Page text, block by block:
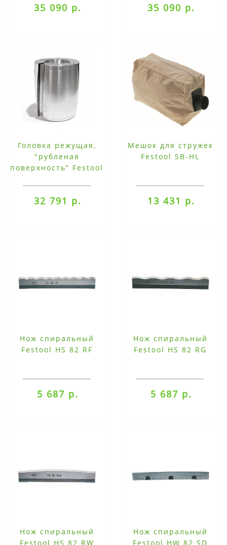
35 090 р. 35 090 р.
Головка режущая,
"рубленая
поверхность" Festool
32 791 р.
Мешок для стружек
Festool SB-HL
13 431 р.
Нож спиральный
Festool HS 82 RF
5 687 р.
Нож спиральный
Festool HS 82 RG
5 687 р.
Нож спиральный
Festool HS 82 RW
Нож спиральный
Festool HW 82 SD